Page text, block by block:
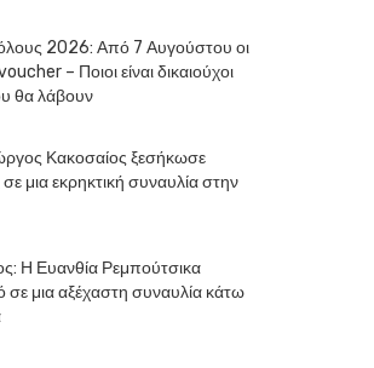
2026: Από 7 Αυγούστου οι
– Ποιοι είναι δικαιούχοι
θα λάβουν
Κακοσαίος ξεσήκωσε
σε μια εκρηκτική συναυλία στην
Η Ευανθία Ρεμπούτσικα
σε μια αξέχαστη συναυλία κάτω